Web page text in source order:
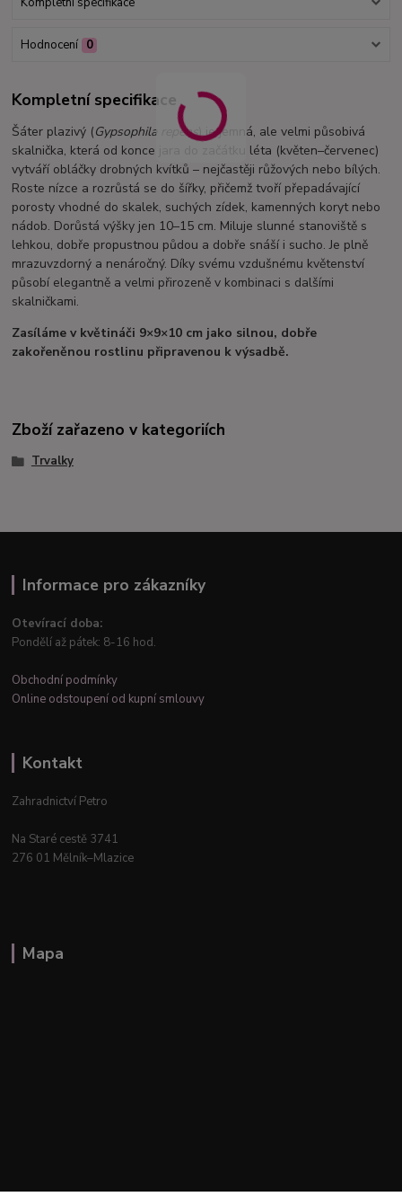
Hodnocení 0
Kompletní specifikace
Šáter plazivý (Gypsophila repens) je jemná, ale velmi působivá
skalnička, která od konce jara do začátku léta (květen–červenec)
vytváří obláčky drobných kvítků – nejčastěji růžových nebo bílých.
Roste nízce a rozrůstá se do šířky, přičemž tvoří přepadávající
porosty vhodné do skalek, suchých zídek, kamenných koryt nebo
nádob. Dorůstá výšky jen 10–15 cm. Miluje slunné stanoviště s
lehkou, dobře propustnou půdou a dobře snáší i sucho. Je plně
mrazuvzdorný a nenáročný. Díky svému vzdušnému květenství
působí elegantně a velmi přirozeně v kombinaci s dalšími
skalničkami.
Zasíláme v květináči 9×9×10 cm jako silnou, dobře
zakořeněnou rostlinu připravenou k výsadbě.
Zboží zařazeno v kategoriích
Trvalky
Informace pro zákazníky
Otevírací doba:
Pondělí až pátek: 8-16 hod.
Obchodní podmínky
Online odstoupení od kupní smlouvy
Kontakt
Zahradnictví Petro
Na Staré cestě 3741
276 01 Mělník–Mlazice
Mapa